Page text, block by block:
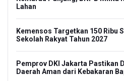
Lahan
Kemensos Targetkan 150 Ribu
Sekolah Rakyat Tahun 2027
Pemprov DKI Jakarta Pastikan
Daerah Aman dari Kebakaran